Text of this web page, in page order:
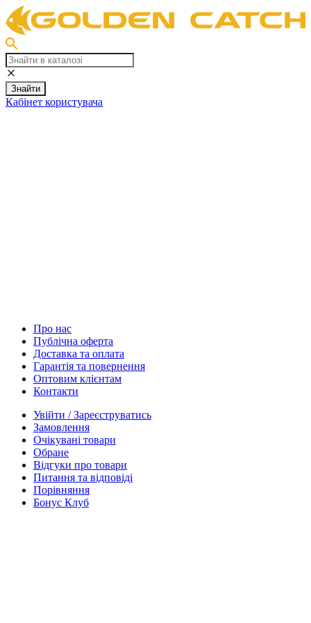
Знайти
Кабінет користувача
Про нас
Публічна оферта
Доставка та оплата
Гарантія та повернення
Оптовим клієнтам
Контакти
Увійти / Зареєструватись
Замовлення
Очікувані товари
Обране
Відгуки про товари
Питання та відповіді
Порівняння
Бонус Клуб